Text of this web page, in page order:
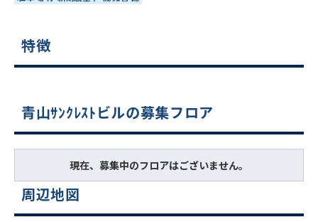
特徴
青山ｻﾝｸﾚｽﾄビルの募集フロア
現在、募集中のフロアはございません。
周辺地図